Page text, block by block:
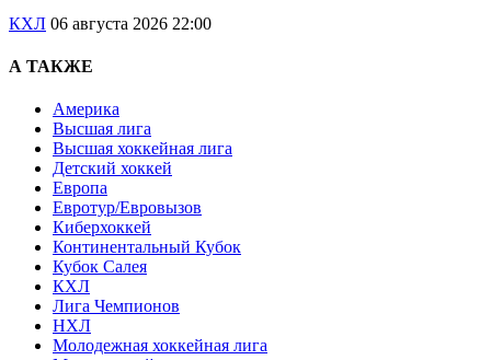
КХЛ 06 августа 2026 22:00
А ТАКЖЕ
Америка
Высшая лига
Высшая хоккейная лига
Детский хоккей
Европа
Евротур/Евровызов
Киберхоккей
Континентальный Кубок
Кубок Салея
КХЛ
Лига Чемпионов
НХЛ
Молодежная хоккейная лига